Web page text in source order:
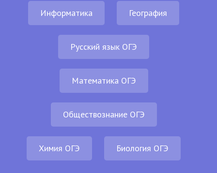
Информатика География
Русский язык ОГЭ
Математика ОГЭ
Обществознание ОГЭ
Химия ОГЭ Биология ОГЭ